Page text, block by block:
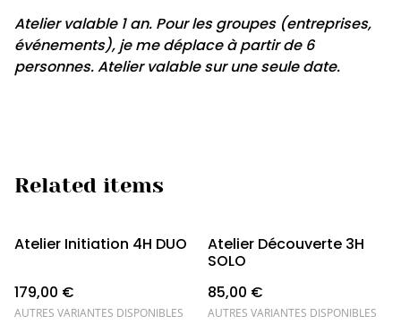
Atelier valable 1 an. Pour les groupes (entreprises,
événements), je me déplace à partir de 6
personnes. Atelier valable sur une seule date.
Related items
Atelier Initiation 4H DUO
179,00 €
AUTRES VARIANTES DISPONIBLES
Atelier Découverte 3H
SOLO
85,00 €
AUTRES VARIANTES DISPONIBLES